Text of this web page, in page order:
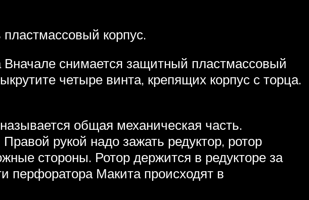
корпус.
снимается защитный пластмассовый
четыре винта, крепящих корпус с торца.
общая механическая часть.
рукой надо зажать редуктор, ротор
стороны. Ротор держится в редукторе за
перфоратора Макита происходят в